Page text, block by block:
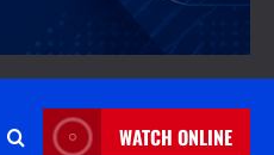
WATCH ONLINE